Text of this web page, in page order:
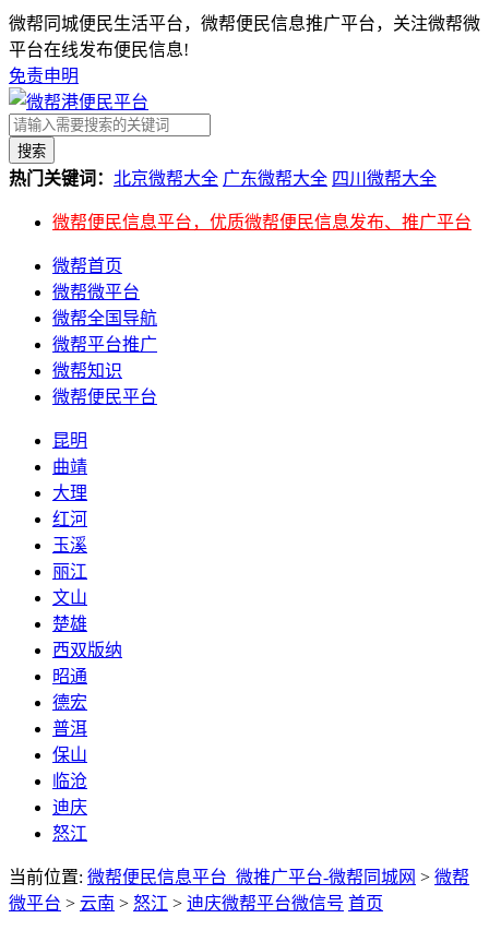
微帮同城便民生活平台，微帮便民信息推广平台，关注微帮微
平台在线发布便民信息!
免责申明
搜索
热门关键词： 北京微帮大全 广东微帮大全 四川微帮大全
微帮便民信息平台，优质微帮便民信息发布、推广平台
微帮首页
微帮微平台
微帮全国导航
微帮平台推广
微帮知识
微帮便民平台
昆明
曲靖
大理
红河
玉溪
丽江
文山
楚雄
西双版纳
昭通
德宏
普洱
保山
临沧
迪庆
怒江
当前位置: 微帮便民信息平台_微推广平台-微帮同城网 > 微帮
微平台 > 云南 > 怒江 > 迪庆微帮平台微信号 首页